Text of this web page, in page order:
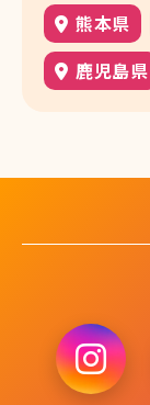
熊本県
鹿児島県